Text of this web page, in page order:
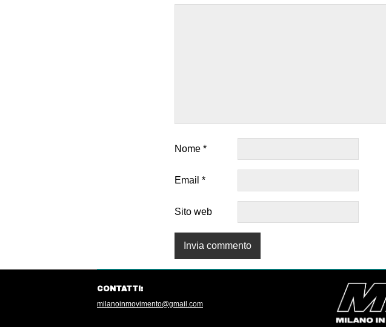
Nome *
Email *
Sito web
CONTATTI:
milanoinmovimento@gmail.com